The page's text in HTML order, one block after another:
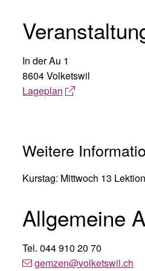
In der Au 1
8604 Volketswil
Lageplan
Weitere
Kurstag: Mittwoch 13
Allgemeine
Tel. 044 910 20 70
gemzen@volketswil.ch